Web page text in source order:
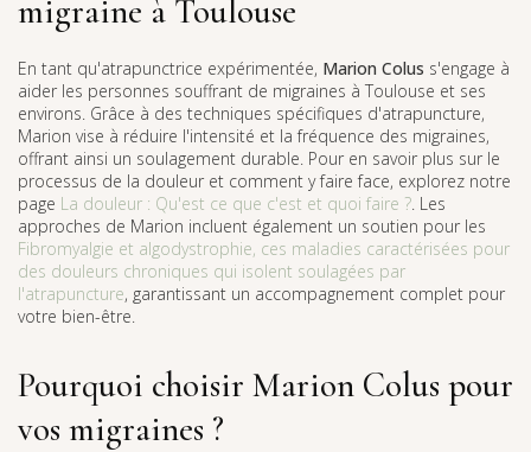
migraine à Toulouse
En tant qu'atrapunctrice expérimentée, Marion Colus s'engage à
aider les personnes souffrant de migraines à Toulouse et ses
environs. Grâce à des techniques spécifiques d'atrapuncture,
Marion vise à réduire l'intensité et la fréquence des migraines,
offrant ainsi un soulagement durable. Pour en savoir plus sur le
processus de la douleur et comment y faire face, explorez notre
page La douleur : Qu'est ce que c'est et quoi faire ?. Les
approches de Marion incluent également un soutien pour les
Fibromyalgie et algodystrophie, ces maladies caractérisées pour
des douleurs chroniques qui isolent soulagées par
l'atrapuncture, garantissant un accompagnement complet pour
votre bien-être.
Pourquoi choisir Marion Colus pour
vos migraines ?